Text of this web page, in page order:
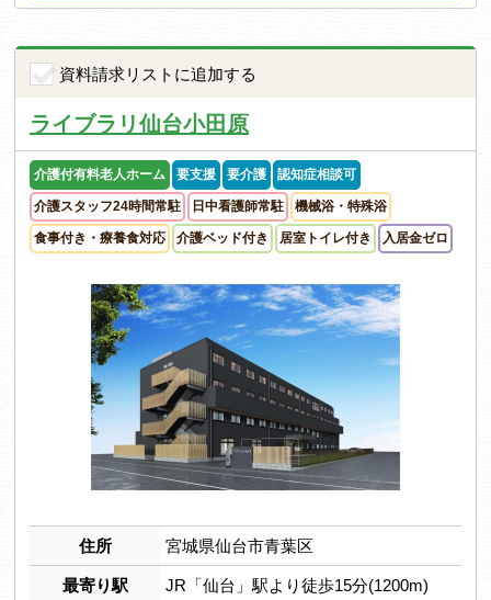
資料請求リストに追加する
ライブラリ仙台小田原
介護付有料老人ホーム 要支援 要介護 認知症相談可
介護スタッフ24時間常駐 日中看護師常駐 機械浴・特殊浴
食事付き・療養食対応 介護ベッド付き 居室トイレ付き 入居金ゼロ
住所 宮城県仙台市青葉区
最寄り駅 JR「仙台」駅より徒歩15分(1200m)